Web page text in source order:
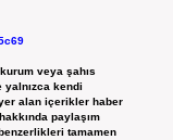
veya şahıs
yalnızca kendi
yer alan içerikler haber
paylaşım
tamamen